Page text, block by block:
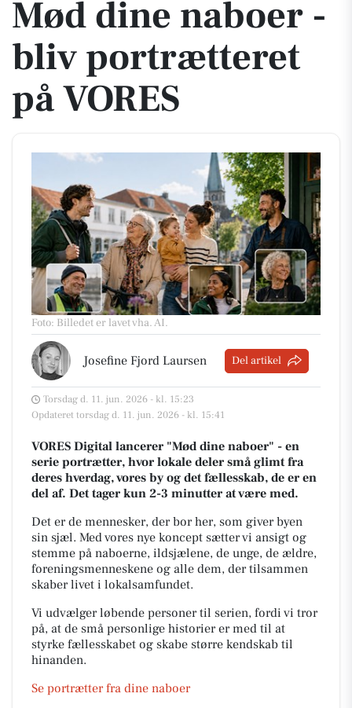
Mød dine naboer -
bliv portrætteret
på VORES
Foto: Billedet er lavet vha. AI.
Josefine Fjord Laursen Del artikel
Torsdag d. 11. jun. 2026 - kl. 15:23
Opdateret torsdag d. 11. jun. 2026 - kl. 15:41
VORES Digital lancerer "Mød dine naboer" - en
serie portrætter, hvor lokale deler små glimt fra
deres hverdag, vores by og det fællesskab, de er en
del af. Det tager kun 2-3 minutter at være med.
Det er de mennesker, der bor her, som giver byen
sin sjæl. Med vores nye koncept sætter vi ansigt og
stemme på naboerne, ildsjælene, de unge, de ældre,
foreningsmenneskene og alle dem, der tilsammen
skaber livet i lokalsamfundet.
Vi udvælger løbende personer til serien, fordi vi tror
på, at de små personlige historier er med til at
styrke fællesskabet og skabe større kendskab til
hinanden.
Se portrætter fra dine naboer